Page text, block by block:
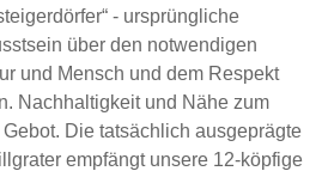
- ursprüngliche
über den notwendigen
und Mensch und dem Respekt
Nachhaltigkeit und Nähe zum
Die tatsächlich ausgeprägte
empfängt unsere 12-köpfige